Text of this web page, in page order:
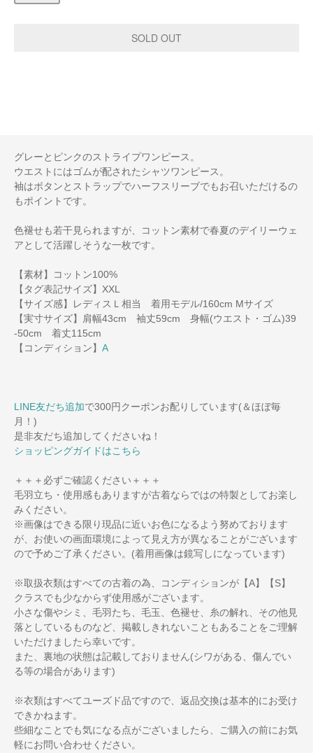
グレーとピンクのストライプワンピース。
ウエストにはゴムが配されたシャツワンピース。
袖はボタンとストラップでハーフスリーブでもお召いただけるの
もポイントです。
色褪せも若干見られますが、コットン素材で春夏のデイリーウェ
アとして活躍しそうな一枚です。
【素材】コットン100%
【タグ表記サイズ】XXL
【サイズ感】レディスＬ相当 着用モデル/160cm Mサイズ
【実寸サイズ】肩幅43cm 袖丈59cm 身幅(ウエスト・ゴム)39
-50cm 着丈115cm
【コンディション】 A
LINE友だち追加で300円クーポンお配りしています(＆ほぼ毎
月！)
是非友だち追加してくださいね！
ショッピングガイドはこちら
＋＋＋必ずご確認ください＋＋＋
毛羽立ち・使用感もありますが古着ならではの特製としてお楽し
みください。
※画像はできる限り現品に近いお色になるよう努めております
が、お使いの画面環境によって見え方が異なることがございます
ので予めご了承ください。(着用画像は鏡写しになっています)
※取扱衣類はすべての古着の為、コンディションが【A】【S】
クラスでも少なからず使用感がございます。
小さな傷やシミ、毛羽たち、毛玉、色褪せ、糸の解れ、その他見
落としているものなど、掲載しきれないこともあることをご理解
いただけましたら幸いです。
また、裏地の状態は記載しておりません(シワがある、傷んでい
る等の場合があります)
※衣類はすべてユーズド品ですので、返品交換は基本的にお受け
できかねます。
些細なことでも気になる点がございましたら、ご購入の前にお気
軽にお問い合わせください。